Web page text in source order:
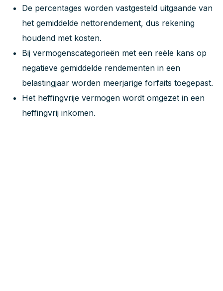
De percentages worden vastgesteld uitgaande van
het gemiddelde nettorendement, dus rekening
houdend met kosten.
Bij vermogenscategorieën met een reële kans op
negatieve gemiddelde rendementen in een
belastingjaar worden meerjarige forfaits toegepast.
Het heffingvrije vermogen wordt omgezet in een
heffingvrij inkomen.